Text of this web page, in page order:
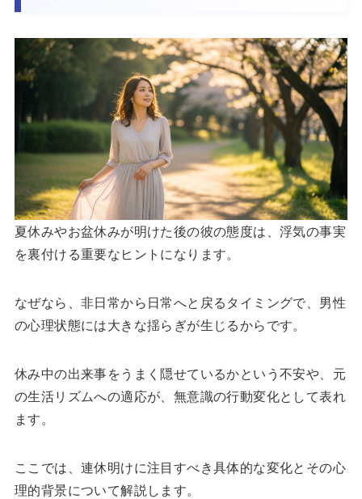
夏休みやお盆休みが明けた後の彼の態度は、浮気の事実
を裏付ける重要なヒントになります。
なぜなら、非日常から日常へと戻るタイミングで、男性
の心理状態には大きな揺らぎが生じるからです。
休み中の出来事をうまく隠せているかという不安や、元
の生活リズムへの適応が、無意識の行動変化として表れ
ます。
ここでは、連休明けに注目すべき具体的な変化とその心
理的背景について解説します。